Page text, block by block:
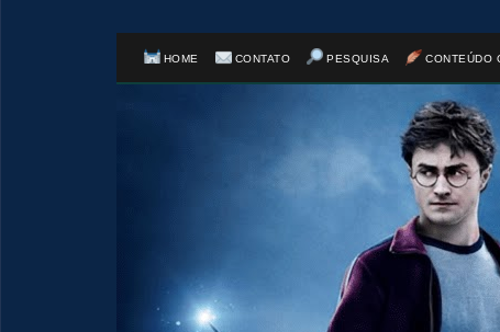
HOME CONTATO PESQUISA CONTEÚDO